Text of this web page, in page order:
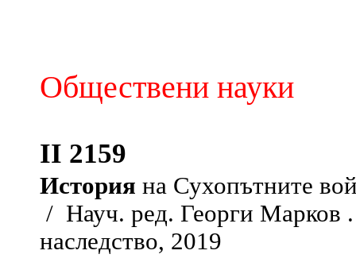
Обществени науки
II 2159
История на Сухопътните
/ Науч. ред. Георги Марков
наследство, 2019